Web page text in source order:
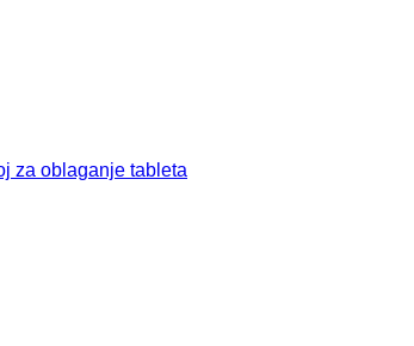
za oblaganje tableta